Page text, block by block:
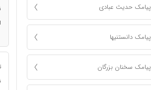
پیامک حدیث عبادی
پیامک دانستنیها
پیامک سخنان بزرگان